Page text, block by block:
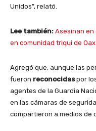
Unidos”, relató.
Lee también: Asesinan en
en comunidad triqui de
Agregó que, aunque las
fueron reconocidaspor
agentes de la Guardia
en las cámaras de
compartieron a medios de